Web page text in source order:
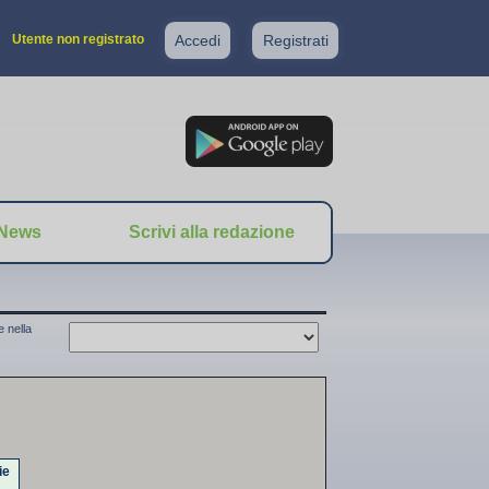
Scrivi alla redazione
nella
Utente non registrato Accedi Registrati